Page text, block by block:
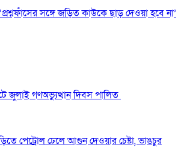
সঙ্গে জড়িত কাউকে ছাড় দেওয়া হবে না’
জুলাই গণঅভ্যুত্থান দিবস পালিত
পেট্রোল ঢেলে আগুন দেওয়ার চেষ্টা, ভাঙচুর